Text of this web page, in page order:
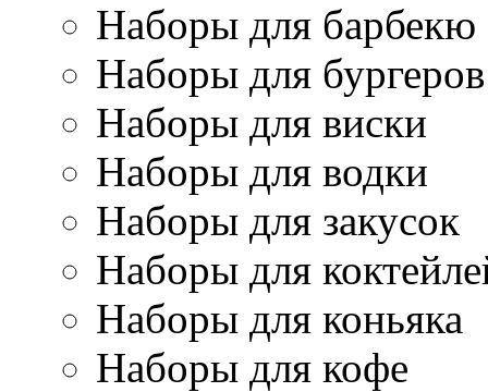
Наборы для барбекю
Наборы для бургеров
Наборы для виски
Наборы для водки
Наборы для закусок
Наборы для
Наборы для коньяка
Наборы для кофе